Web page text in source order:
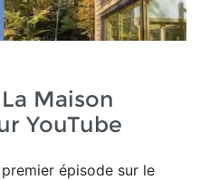
Maison
YouTube
épisode sur le